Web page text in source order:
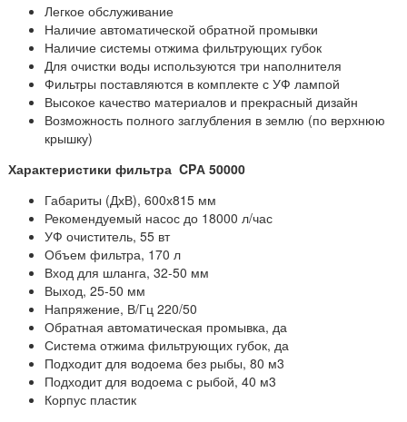
Легкое обслуживание
Наличие автоматической обратной промывки
Наличие системы отжима фильтрующих губок
Для очистки воды используются три наполнителя
Фильтры поставляются в комплекте с УФ лампой
Высокое качество материалов и прекрасный дизайн
Возможность полного заглубления в землю (по верхнюю
крышку)
Характеристики фильтра CPА 50000
Габариты (ДхВ), 600х815 мм
Рекомендуемый насос до 18000 л/час
УФ очиститель, 55 вт
Объем фильтра, 170 л
Вход для шланга, 32-50 мм
Выход, 25-50 мм
Напряжение, В/Гц 220/50
Обратная автоматическая промывка, да
Система отжима фильтрующих губок, да
Подходит для водоема без рыбы, 80 м3
Подходит для водоема с рыбой, 40 м3
Корпус пластик